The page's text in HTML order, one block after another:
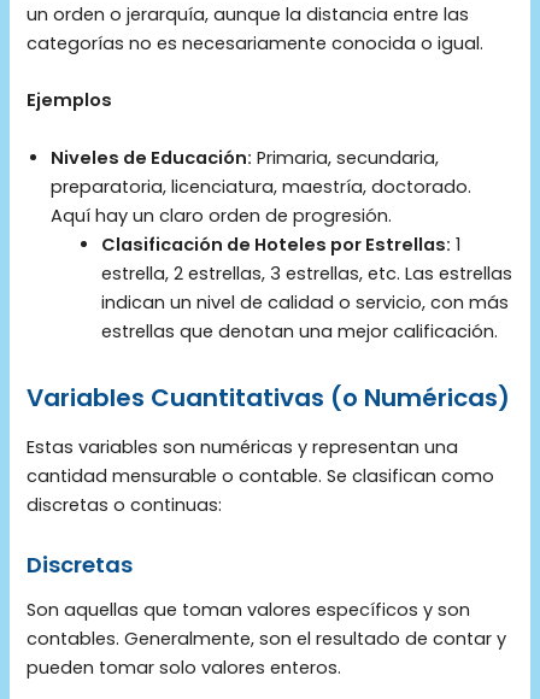
un orden o jerarquía, aunque la distancia entre las
categorías no es necesariamente conocida o igual.
Ejemplos
Niveles de Educación: Primaria, secundaria,
preparatoria, licenciatura, maestría, doctorado.
Aquí hay un claro orden de progresión.
Clasificación de Hoteles por Estrellas: 1
estrella, 2 estrellas, 3 estrellas, etc. Las estrellas
indican un nivel de calidad o servicio, con más
estrellas que denotan una mejor calificación.
Variables Cuantitativas (o Numéricas)
Estas variables son numéricas y representan una
cantidad mensurable o contable. Se clasifican como
discretas o continuas:
Discretas
Son aquellas que toman valores específicos y son
contables. Generalmente, son el resultado de contar y
pueden tomar solo valores enteros.